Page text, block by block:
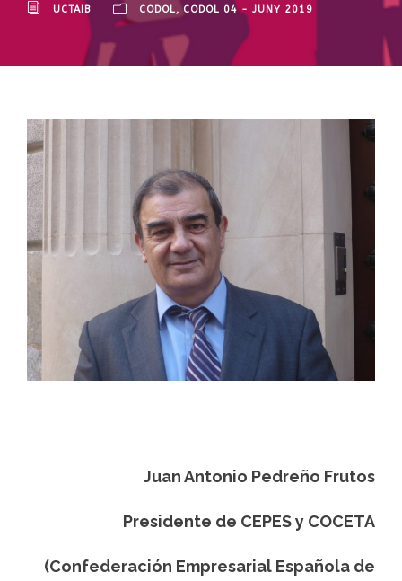
UCTAIB CODOL, CODOL 04 - JUNY 2019
Juan Antonio Pedreño Frutos
Presidente de CEPES y COCETA
(Confederación Empresarial Española de